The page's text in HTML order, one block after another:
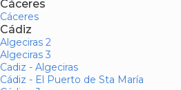
Cáceres
Cáceres
Cádiz
Algeciras 2
Algeciras 3
Cadiz - Algeciras
Cádiz - El Puerto de Sta María